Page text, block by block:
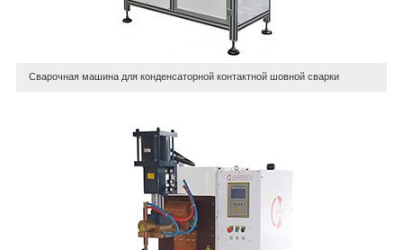
Сварочная машина для конденсаторной контактной шовной сварки